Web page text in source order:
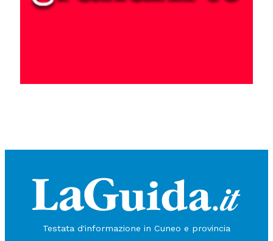
Testata d'informazione in Cuneo e provincia